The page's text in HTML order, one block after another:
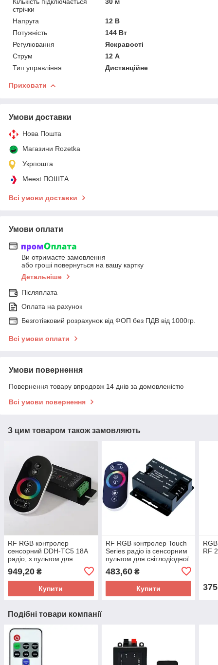
стрічки
Напруга
12 В
Потужність
144 Вт
Регулювання
Яскравості
Струм
12 А
Тип управління
Дистанційне
Приховати
Умови доставки
Нова Пошта
Магазини Rozetka
Укрпошта
Meest ПОШТА
Всі умови доставки
Умови оплати
Ви отримаєте замовлення
або гроші повернуться на вашу картку
Детальніше
Післяплата
Оплата на рахунок
Безготівковий розрахунок від ФОП без ПДВ від 1000гр.
Всі умови оплати
Умови повернення
Повернення товару впродовж 14 днів за домовленістю
Всі умови повернення
З цим товаром також замовляють
RF RGB контролер
сенсорний DDH-TC5 18A
радіо, з пультом для
949,20 ₴
Купити
RF RGB контролер Touch
Series радіо із сенсорним
пультом для світлодіодної
483,60₴
Купити
RF
Подібні товари компанії